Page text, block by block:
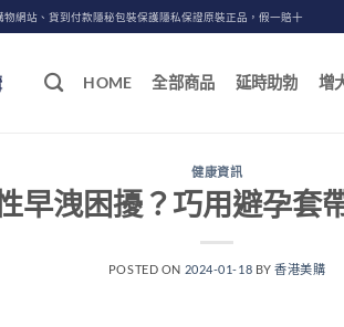
網站、貨到付款隱秘包裝保護隱私保證原裝正品，假一賠十
HOME 全部商品 延時助勃 增
健康資訊
早洩困擾？巧用避孕套
POSTED ON 2024-01-18 BY香港美購